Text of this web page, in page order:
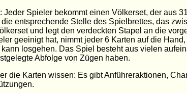
Jeder Spieler bekommt einen Völkerset, der aus
entsprechende Stelle des Spielbrettes, das
und legt den verdeckten Stapel an die
geeinigt hat, nimmt jeder 6 Karten auf die
losgehen. Das Spiel besteht aus vielen
Abfolge von Zügen haben.
die Karten wissen: Es gibt Anführeraktionen,